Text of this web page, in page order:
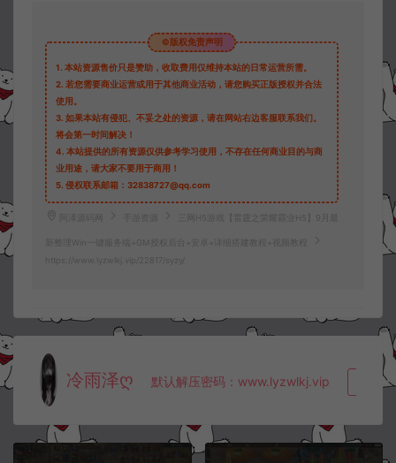
©版权免责声明
1. 本站资源售价只是赞助，收取费用仅维持本站的日常运营所需。
2. 若您需要商业运营或用于其他商业活动，请您购买正版授权并合法
使用。
3. 如果本站有侵犯、不妥之处的资源，请在网站右边客服联系我们。
将会第一时间解决！
4. 本站提供的所有资源仅供参考学习使用，不存在任何商业目的与商
业用途，请大家不要用于商用！
5. 侵权联系邮箱：32838727@qq.com
阿泽源码网 手游资源 三网H5游戏【雷霆之荣耀霸业H5】9月最
新整理Win一键服务端+GM授权后台+安卓+详细搭建教程+视频教程
https://www.lyzwlkj.vip/22817/syzy/
冷雨泽ღ 默认解压密码：www.lyzwlkj.vip 复